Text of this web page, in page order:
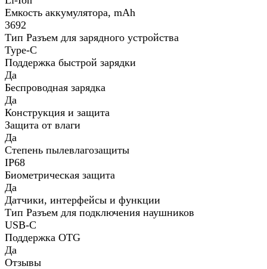
Емкость аккумулятора, mAh
3692
Тип Разъем для зарядного устройства
Type-C
Поддержка быстрой зарядки
Да
Беспроводная зарядка
Да
Конструкция и защита
Защита от влаги
Да
Степень пылевлагозащиты
IP68
Биометрическая защита
Да
Датчики, интерфейсы и функции
Тип Разъем для подключения наушников
USB-C
Поддержка OTG
Да
Отзывы